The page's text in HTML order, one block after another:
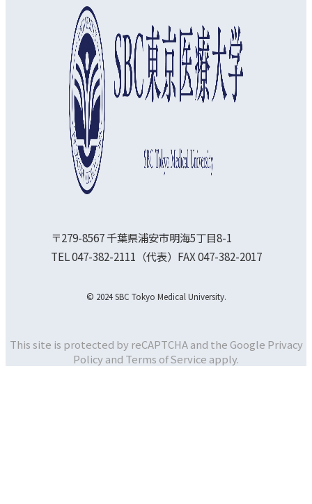
〒279-8567 千葉県浦安市明海5丁目8-1
TEL 047-382-2111（代表）FAX 047-382-2017
© 2024 SBC Tokyo Medical University.
This site is protected by reCAPTCHA and the Google Privacy
Policy and Terms of Service apply.